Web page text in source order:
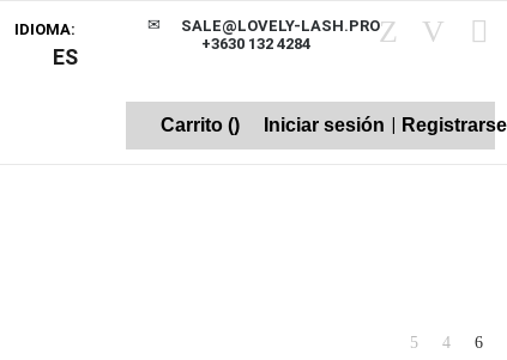
IDIOMA:
ES
SALE@LOVELY-LASH.PRO
+3630 132 4284
Carrito () Iniciar sesión | Registrarse